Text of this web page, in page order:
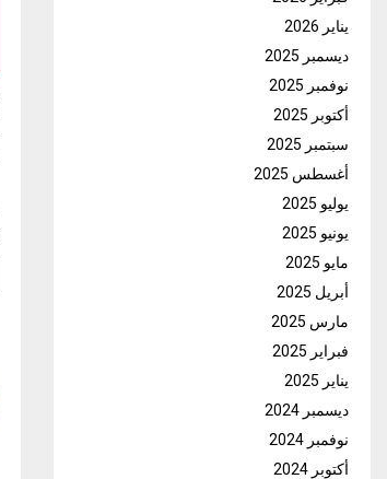
يناير 2026
ديسمبر 2025
نوفمبر 2025
أكتوبر 2025
سبتمبر 2025
أغسطس 2025
يوليو 2025
يونيو 2025
مايو 2025
أبريل 2025
مارس 2025
فبراير 2025
يناير 2025
ديسمبر 2024
نوفمبر 2024
أكتوبر 2024